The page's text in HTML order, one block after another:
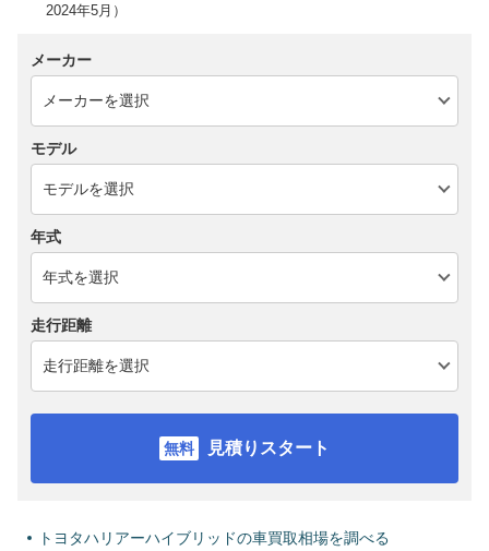
2024年5月）
メーカー
モデル
年式
走行距離
見積りスタート
トヨタハリアーハイブリッドの車買取相場を調べる